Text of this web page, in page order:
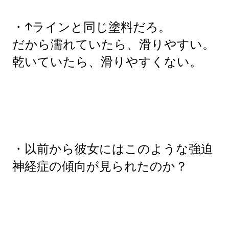
・↑ラインと同じ塗料だろ。
だから濡れていたら、滑りやすい。
乾いていたら、滑りやすくない。
・以前から彼女にはこのような強迫
神経症の傾向が見られたのか？